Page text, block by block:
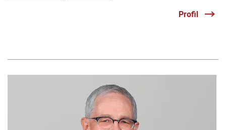
Profil